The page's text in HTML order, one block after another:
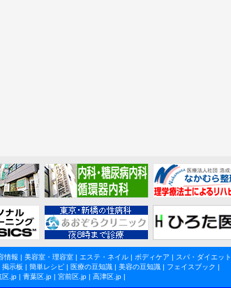
情報 | 美容室・理容室| エステ・ネイル| ボディケア | スパ・ダイエット
掲示板 | 簡単レシピ| 医療の豆知識| 美容の豆知識| フェイスブック |
区.jp | 青葉区.jp | 宮前区.jp | 高津区.jp |